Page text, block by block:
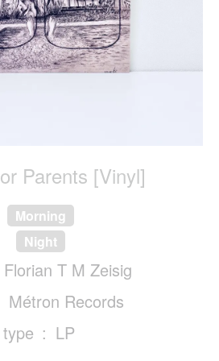
Parents [Vinyl]
Morning
Night
Florian T M Zeisig
Métron Records
type
LP